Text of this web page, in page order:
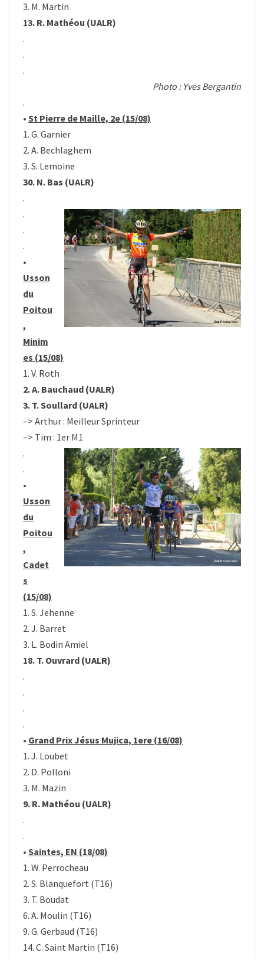
3. M. Martin
13. R. Mathéou (UALR)
.
.
.
Photo : Yves Bergantin
.
• St Pierre de Maille, 2e (15/08)
1. G. Garnier
2. A. Bechlaghem
3. S. Lemoine
30. N. Bas (UALR)
.
.
.
.
•
Usson
du
Poitou
,
Minim
es (15/08)
1. V. Roth
2. A. Bauchaud (UALR)
3. T. Soullard (UALR)
–> Arthur : Meilleur Sprinteur
–> Tim : 1er M1
.
.
•
Usson
du
Poitou
,
Cadet
s
(15/08)
1. S. Jehenne
2. J. Barret
3. L. Bodin Amiel
18. T. Ouvrard (UALR)
.
.
.
.
• Grand Prix Jésus Mujica, 1ere (16/08)
1. J. Loubet
2. D. Polloni
3. M. Mazin
9. R. Mathéou (UALR)
.
.
• Saintes, EN (18/08)
1. W. Perrocheau
2. S. Blanquefort (T16)
3. T. Boudat
6. A. Moulin (T16)
9. G. Gerbaud (T16)
14. C. Saint Martin (T16)